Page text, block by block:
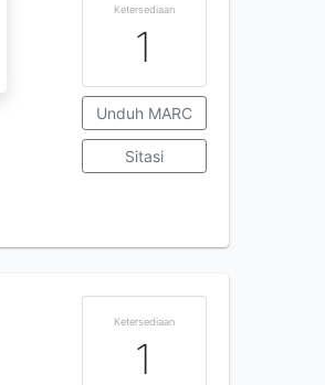
Ketersediaan
1
Unduh MARC
Sitasi
Ketersediaan
1